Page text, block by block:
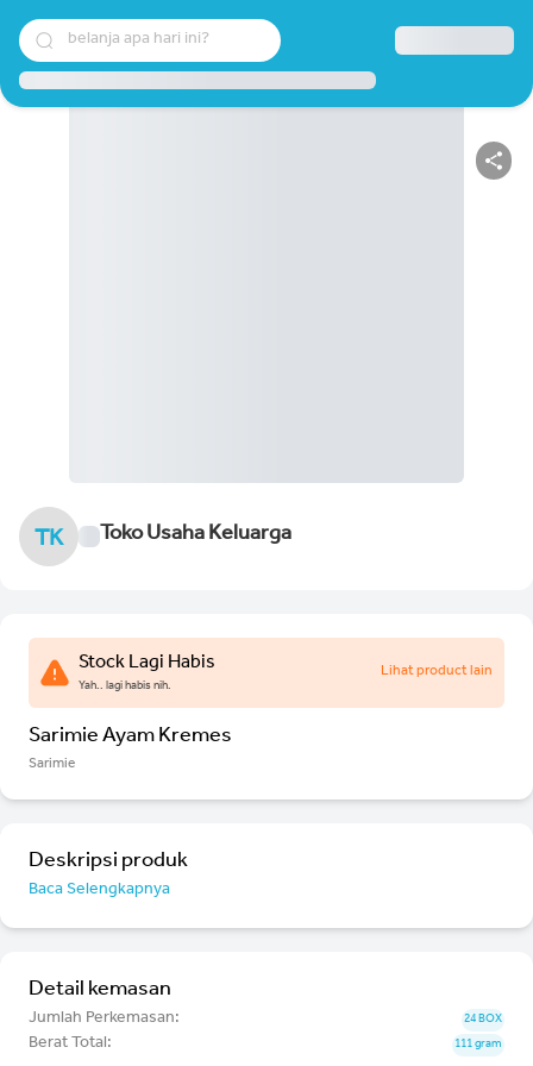
belanja apa hari ini?
TK Toko Usaha Keluarga
Stock Lagi Habis
Yah.. lagi habis nih.
Lihat product lain
Sarimie Ayam Kremes
Sarimie
Deskripsi produk
Baca Selengkapnya
Detail kemasan
Jumlah Perkemasan: 24 BOX
Berat Total: 111 gram